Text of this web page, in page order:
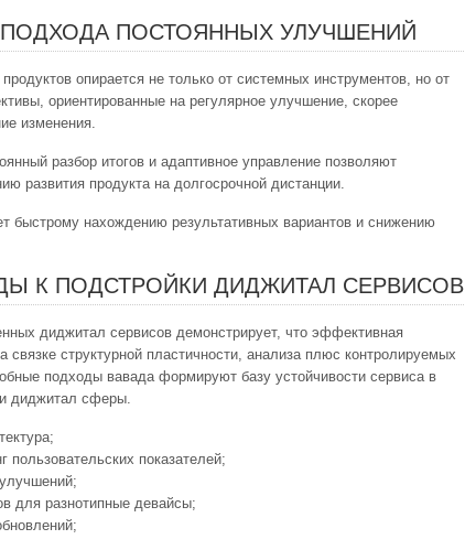
ПОСТОЯННЫХ УЛУЧШЕНИЙ
опирается не только от системных инструментов, но от
ориентированные на регулярное улучшение, скорее
изменения.
разбор итогов и адаптивное управление позволяют
развития продукта на долгосрочной дистанции.
быстрому нахождению результативных вариантов и снижению
К ПОДСТРОЙКИ ДИДЖИТАЛ СЕРВИСОВ
диджитал сервисов демонстрирует, что эффективная
связке структурной пластичности, анализа плюс контролируемых
подходы вавада формируют базу устойчивости сервиса в
диджитал сферы.
пользовательских показателей;
для разнотипные девайсы;